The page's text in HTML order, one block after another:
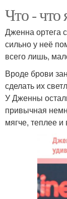
Что - что
Дженна ортега
сильно у неё
всего лишь,
Вроде брови
сделать их
У Дженны
привычная
мягче, теплее и